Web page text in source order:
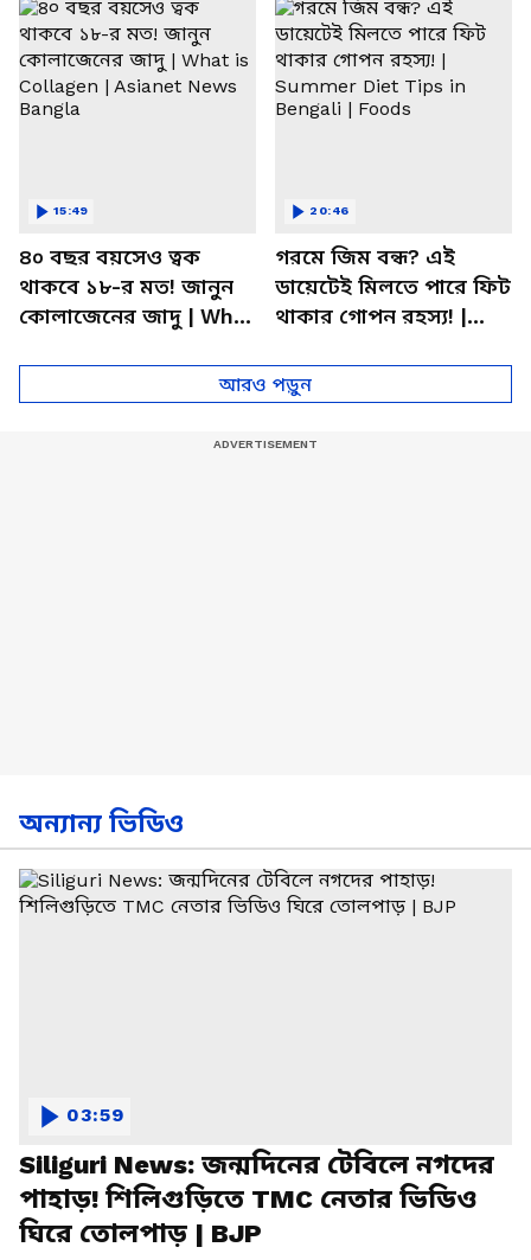
৪০ বছর বয়সেও ত্বক
থাকবে ১৮-র মত! জানুন
কোলাজেনের জাদু | What
15:49
গরমে জিম বন্ধ? এই
ডায়েটেই মিলতে পারে ফিট
থাকার গোপন রহস্য! |
Bengali | Foods
20:46
আরও পড়ুন
অন্যান্য ভিডিও
Siliguri News: জন্মদিনের টেবিলে নগদের
পাহাড়! শিলিগুড়িতে TMC নেতার ভিডিও
ঘিরে তোলপাড় | BJP
03:59